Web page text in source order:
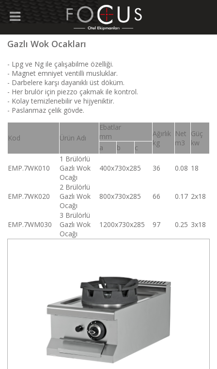
Gazlı Wok Ocakları
- Lpg ve Ng ile çalışabilme özelliği.
- Magnet emniyet ventilli musluklar.
- Darbelere karşı dayanıklı üst döküm.
- Her brulör için piezzo çakmak ile kontrol.
- Kolay temizlenebilir ve hijyeniktir.
- Paslanmaz çelik gövde.
Kod Ürün Adı
Ebatlar
mm
Ağırlık
kg
Net
m3
Güç
kw
a b c
EMP.7WK010
1 Brülörlü
Gazlı Wok
Ocağı
400x730x285 36 0.08 18
EMP.7WK020
2 Brülörlü
Gazlı Wok
Ocağı
800x730x285 66 0.17 2x18
EMP.7WM030
3 Brülörlü
Gazlı Wok
Ocağı
1200x730x285 97 0.25 3x18